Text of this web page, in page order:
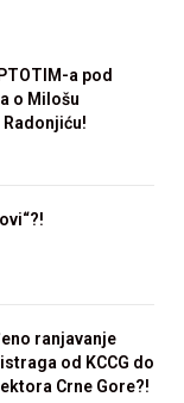
a pod
o Milošu
ranjavanje
od KCCG do
Crne Gore?!